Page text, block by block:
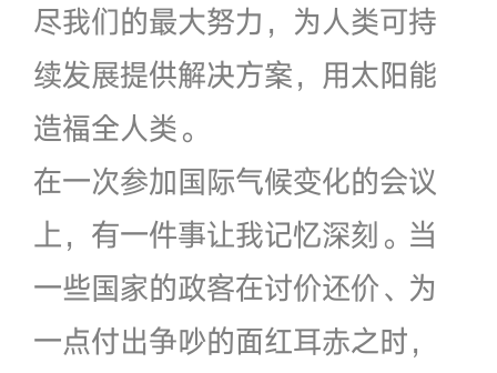
尽我们的最大努力，为人类可持
续发展提供解决方案，用太阳能
造福全人类。
在一次参加国际气候变化的会议
上，有一件事让我记忆深刻。当
一些国家的政客在讨价还价、为
一点付出争吵的面红耳赤之时，